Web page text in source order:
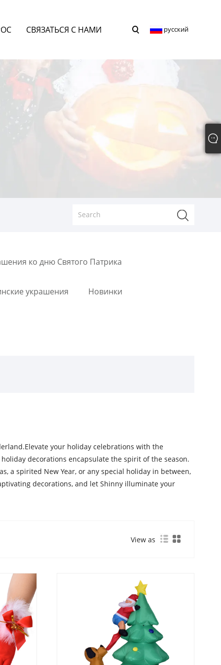
СВЯЗАТЬСЯ С НАМИ русский
ко дню Святого Патрика
украшения Новинки
your holiday celebrations with the
decorations encapsulate the spirit of the season.
a spirited New Year, or any special holiday in between,
decorations, and let Shinny illuminate your
View as